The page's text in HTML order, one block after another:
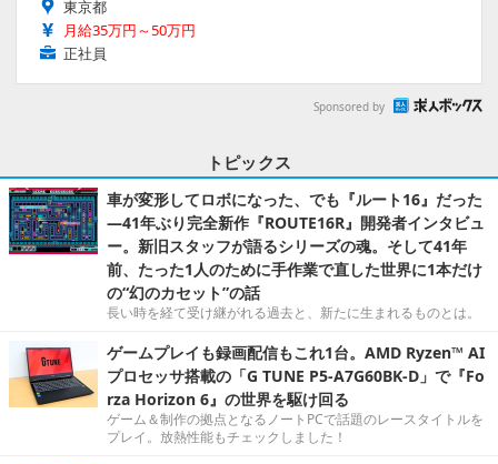
東京都
月給35万円～50万円
正社員
Sponsored by
トピックス
車が変形してロボになった、でも『ルート16』だった
―41年ぶり完全新作『ROUTE16R』開発者インタビュ
ー。新旧スタッフが語るシリーズの魂。そして41年
前、たった1人のために手作業で直した世界に1本だけ
の“幻のカセット”の話
長い時を経て受け継がれる過去と、新たに生まれるものとは。
ゲームプレイも録画配信もこれ1台。AMD Ryzen™ AI
プロセッサ搭載の「G TUNE P5-A7G60BK-D」で『Fo
rza Horizon 6』の世界を駆け回る
ゲーム＆制作の拠点となるノートPCで話題のレースタイトルを
プレイ。放熱性能もチェックしました！